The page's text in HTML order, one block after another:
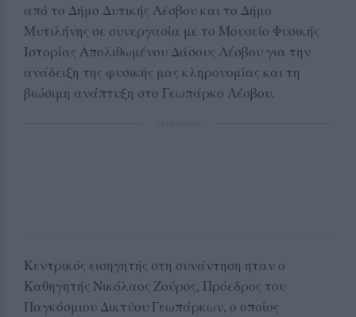
από το Δήμο Δυτικής Λέσβου και το Δήμο
Μυτιλήνης σε συνεργασία με το Μουσείο Φυσικής
Ιστορίας Απολιθωμένου Δάσους Λέσβου για την
ανάδειξη της φυσικής μας κληρονομίας και τη
βιώσιμη ανάπτυξη στο Γεωπάρκο Λέσβου.
Κεντρικός εισηγητής στη συνάντηση ηταν ο
Καθηγητής Νικόλαος Ζούρος, Πρόεδρος του
Παγκόσμιου Δικτύου Γεωπάρκων, ο οποίος